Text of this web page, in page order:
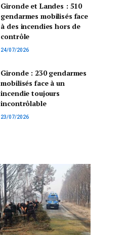
Gironde et Landes : 510
gendarmes mobilisés face
à des incendies hors de
contrôle
24/07/2026
Gironde : 230 gendarmes
mobilisés face à un
incendie toujours
incontrôlable
23/07/2026